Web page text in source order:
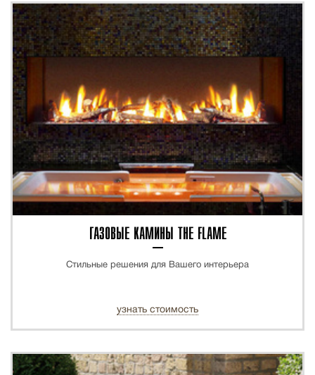
ГАЗОВЫЕ КАМИНЫ THE FLAME
Стильные решения для Вашего интерьера
узнать стоимость